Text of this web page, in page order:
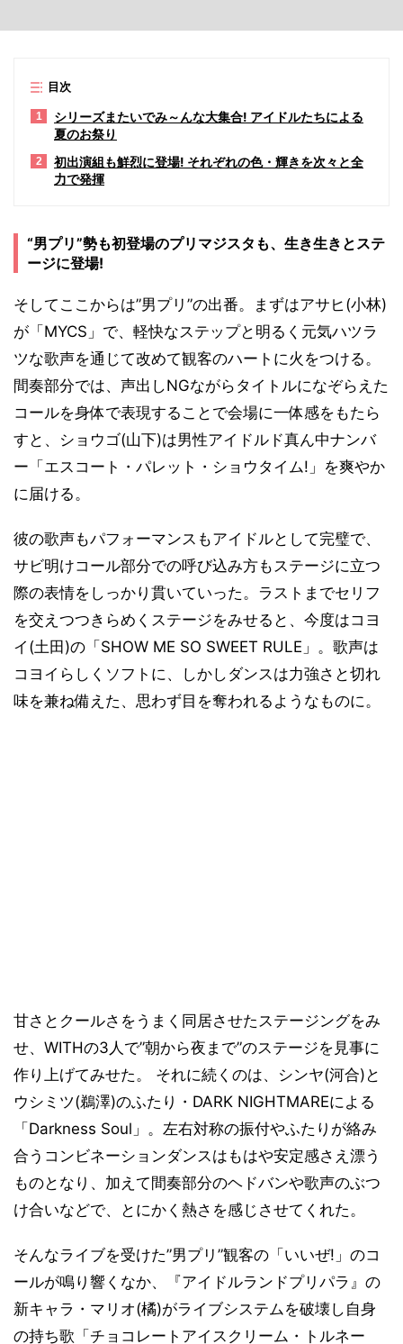
目次
1
シリーズまたいでみ～んな大集合! アイドルたちによる
夏のお祭り
2
初出演組も鮮烈に登場! それぞれの色・輝きを次々と全
力で発揮
“男プリ”勢も初登場のプリマジスタも、生き生きとステ
ージに登場!
そしてここからは”男プリ”の出番。まずはアサヒ(小林)
が「MYCS」で、軽快なステップと明るく元気ハツラ
ツな歌声を通じて改めて観客のハートに火をつける。
間奏部分では、声出しNGながらタイトルになぞらえた
コールを身体で表現することで会場に一体感をもたら
すと、ショウゴ(山下)は男性アイドルド真ん中ナンバ
ー「エスコート・パレット・ショウタイム!」を爽やか
に届ける。
彼の歌声もパフォーマンスもアイドルとして完璧で、
サビ明けコール部分での呼び込み方もステージに立つ
際の表情をしっかり貫いていった。ラストまでセリフ
を交えつつきらめくステージをみせると、今度はコヨ
イ(土田)の「SHOW ME SO SWEET RULE」。歌声は
コヨイらしくソフトに、しかしダンスは力強さと切れ
味を兼ね備えた、思わず目を奪われるようなものに。
甘さとクールさをうまく同居させたステージングをみ
せ、WITHの3人で”朝から夜まで”のステージを見事に
作り上げてみせた。 それに続くのは、シンヤ(河合)と
ウシミツ(鵜澤)のふたり・DARK NIGHTMAREによる
「Darkness Soul」。左右対称の振付やふたりが絡み
合うコンビネーションダンスはもはや安定感さえ漂う
ものとなり、加えて間奏部分のヘドバンや歌声のぶつ
け合いなどで、とにかく熱さを感じさせてくれた。
そんなライブを受けた”男プリ”観客の「いいぜ!」のコ
ールが鳴り響くなか、『アイドルランドプリパラ』の
新キャラ・マリオ(橘)がライブシステムを破壊し自身
の持ち歌「チョコレートアイスクリーム・トルネー